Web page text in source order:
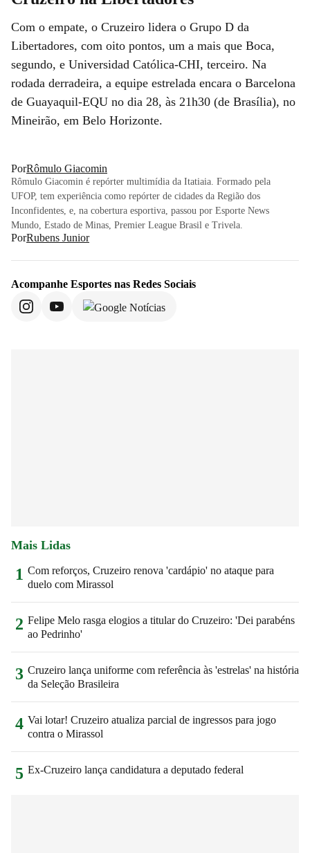
Com o empate, o Cruzeiro lidera o Grupo D da
Libertadores, com oito pontos, um a mais que Boca,
segundo, e Universidad Católica-CHI, terceiro. Na
rodada derradeira, a equipe estrelada encara o Barcelona
de Guayaquil-EQU no dia 28, às 21h30 (de Brasília), no
Mineirão, em Belo Horizonte.
PorRômulo Giacomin
Rômulo Giacomin é repórter multimídia da Itatiaia. Formado pela
UFOP, tem experiência como repórter de cidades da Região dos
Inconfidentes, e, na cobertura esportiva, passou por Esporte News
Mundo, Estado de Minas, Premier League Brasil e Trivela.
PorRubens Junior
Acompanhe Esportes nas Redes Sociais
Mais Lidas
1 Com reforços, Cruzeiro renova 'cardápio' no ataque para
duelo com Mirassol
2 Felipe Melo rasga elogios a titular do Cruzeiro: 'Dei parabéns
ao Pedrinho'
3 Cruzeiro lança uniforme com referência às 'estrelas' na história
da Seleção Brasileira
4 Vai lotar! Cruzeiro atualiza parcial de ingressos para jogo
contra o Mirassol
5 Ex-Cruzeiro lança candidatura a deputado federal